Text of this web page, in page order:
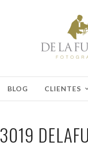
BLOG CLIENTES
3019